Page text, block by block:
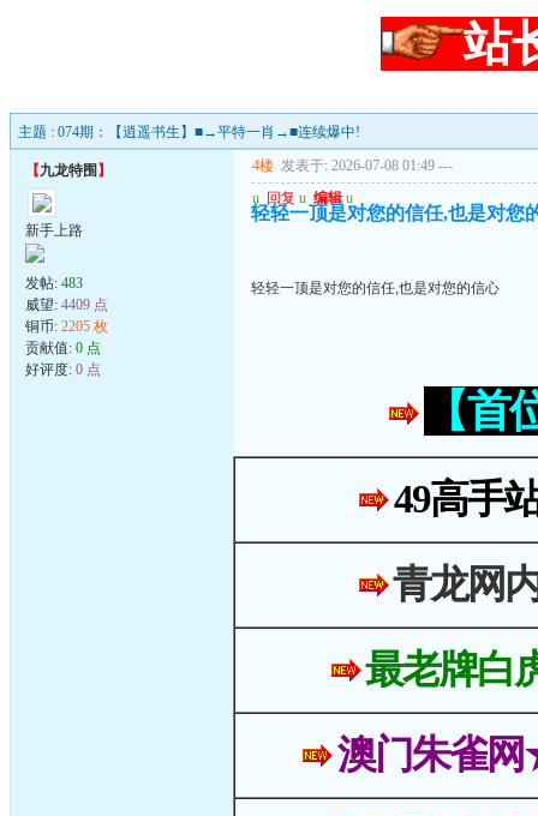
站
主题 : 074期：【逍遥书生】■→平特一肖→■连续爆中!
【九龙特围 】
新手上路
发帖: 483
威望: 4409 点
铜币: 2205 枚
贡献值: 0 点
好评度: 0 点
4楼 发表于: 2026-07-08 01:49 ---
u 回复 u 编辑 u
轻轻一顶是对您的信任,也是对您
轻轻一顶是对您的信任,也是对您的信心
【
49高手
青龙网
最老牌白
澳门朱雀